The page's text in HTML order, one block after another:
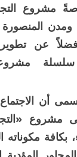
مشروع
المنصورة
عن تطوير
سلسلة
أن
مشروع
مكوناته